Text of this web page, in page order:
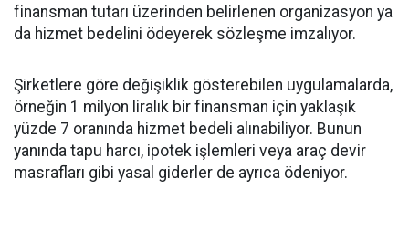
finansman tutarı üzerinden belirlenen organizasyon ya
da hizmet bedelini ödeyerek sözleşme imzalıyor.
Şirketlere göre değişiklik gösterebilen uygulamalarda,
örneğin 1 milyon liralık bir finansman için yaklaşık
yüzde 7 oranında hizmet bedeli alınabiliyor. Bunun
yanında tapu harcı, ipotek işlemleri veya araç devir
masrafları gibi yasal giderler de ayrıca ödeniyor.